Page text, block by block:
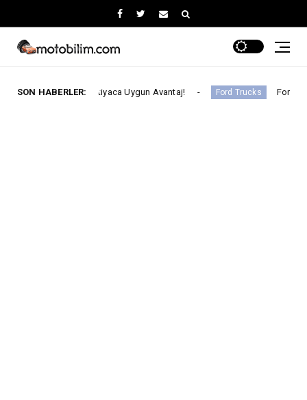
SON HABERLER:
Her İhtiyaca Uygun Avantaj! Ford Trucks Ford Trucks İle Iveco